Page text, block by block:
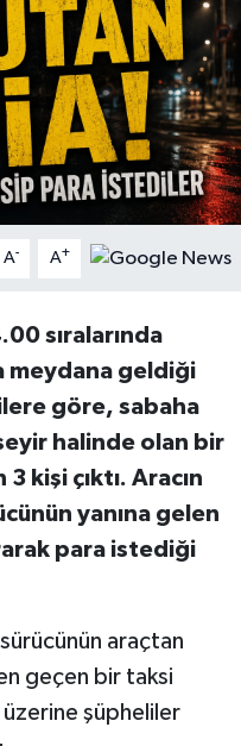
A- A+
sıralarında
meydana geldiği
göre, sabaha
halinde olan bir
kişi çıktı. Aracın
yanına gelen
para istediği
araçtan
geçen bir taksi
şüpheliler